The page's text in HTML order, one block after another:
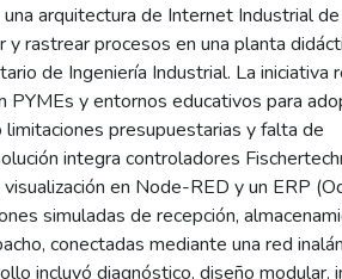
arquitectura de Internet Industrial de
y rastrear procesos en una planta
de Ingeniería Industrial. La iniciativa
PYMEs y entornos educativos para
presupuestarias y falta de
integra controladores
en Node-RED y un ERP
simuladas de recepción,
conectadas mediante una red
incluyó diagnóstico, diseño modular,